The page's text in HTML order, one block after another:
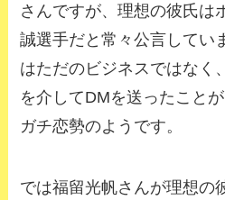
さんですが、理想の彼氏は
誠選手だと常々公言してい
はただのビジネスではなく
を介してDMを送ったこと
ガチ恋勢のようです。
では福留光帆さんが理想の